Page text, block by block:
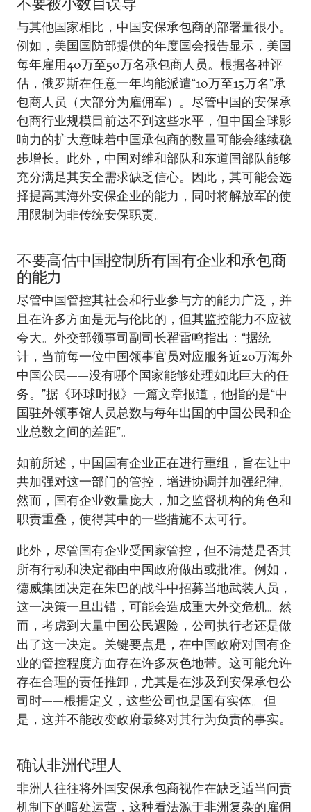
与其他国家相比，中国安保承包商的部署量很小。
例如，美国国防部提供的年度国会报告显示，美国
每年雇用40万至50万名承包商人员。根据各种评
估，俄罗斯在任意一年均能派遣“10万至15万名”承
包商人员（大部分为雇佣军）。尽管中国的安保承
包商行业规模目前达不到这些水平，但中国全球影
响力的扩大意味着中国承包商的数量可能会继续稳
步增长。此外，中国对维和部队和东道国部队能够
充分满足其安全需求缺乏信心。因此，其可能会选
择提高其海外安保企业的能力，同时将解放军的使
用限制为非传统安保职责。
不要高估中国控制所有国有企业和承包商
的能力
尽管中国管控其社会和行业参与方的能力广泛，并
且在许多方面是无与伦比的，但其监控能力不应被
夸大。外交部领事司副司长翟雷鸣指出：“据统
计，当前每一位中国领事官员对应服务近20万海外
中国公民——没有哪个国家能够处理如此巨大的任
务。”据《环球时报》一篇文章报道，他指的是“中
国驻外领事馆人员总数与每年出国的中国公民和企
业总数之间的差距”。
如前所述，中国国有企业正在进行重组，旨在让中
共加强对这一部门的管控，增进协调并加强纪律。
然而，国有企业数量庞大，加之监督机构的角色和
职责重叠，使得其中的一些措施不太可行。
此外，尽管国有企业受国家管控，但不清楚是否其
所有行动和决定都由中国政府做出或批准。例如，
德威集团决定在朱巴的战斗中招募当地武装人员，
这一决策一旦出错，可能会造成重大外交危机。然
而，考虑到大量中国公民遇险，公司执行者还是做
出了这一决定。关键要点是，在中国政府对国有企
业的管控程度方面存在许多灰色地带。这可能允许
存在合理的责任推卸，尤其是在涉及到安保承包公
司时——根据定义，这些公司也是国有实体。但
是，这并不能改变政府最终对其行为负责的事实。
确认非洲代理人
非洲人往往将外国安保承包商视作在缺乏适当问责
机制下的暗处运营，这种看法源于非洲复杂的雇佣